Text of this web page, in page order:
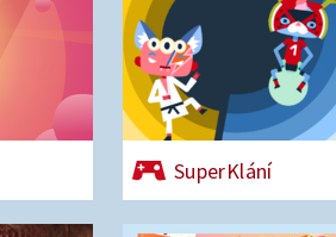
SuperKlání